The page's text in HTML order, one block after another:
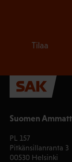
Suomen
PL 157
Pitkänsillanranta 3
00530 Helsinki
Tilaa